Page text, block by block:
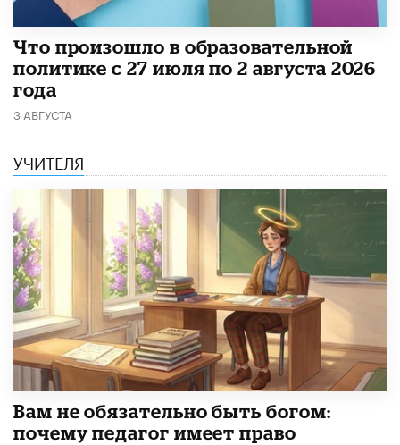
​Что произошло в образовательной
политике с 27 июля по 2 августа 2026
года
3 АВГУСТА
УЧИТЕЛЯ
​Вам не обязательно быть богом:
почему педагог имеет право